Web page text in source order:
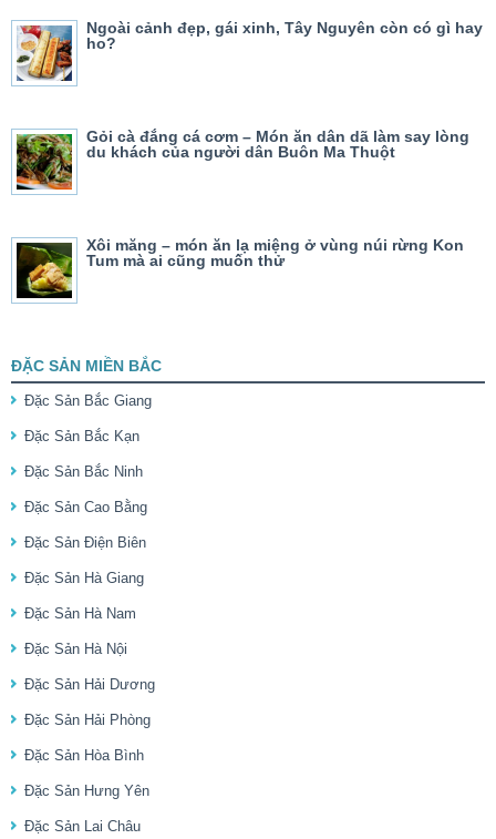
Ngoài cảnh đẹp, gái xinh, Tây Nguyên còn có gì hay
ho?
Gỏi cà đắng cá cơm – Món ăn dân dã làm say lòng
du khách của người dân Buôn Ma Thuột
Xôi măng – món ăn lạ miệng ở vùng núi rừng Kon
Tum mà ai cũng muốn thử
ĐẶC SẢN MIỀN BẮC
Đặc Sản Bắc Giang
Đặc Sản Bắc Kạn
Đặc Sản Bắc Ninh
Đặc Sản Cao Bằng
Đặc Sản Điện Biên
Đặc Sản Hà Giang
Đặc Sản Hà Nam
Đặc Sản Hà Nội
Đặc Sản Hải Dương
Đặc Sản Hải Phòng
Đặc Sản Hòa Bình
Đặc Sản Hưng Yên
Đặc Sản Lai Châu